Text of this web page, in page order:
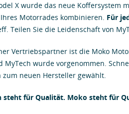
X wurde das neue Koffersystem
Motorrades kombinieren. Für
Teilen Sie die Leidenschaft von
Vertriebspartner ist die Moko
MyTech wurde vorgenommen.
zum neuen Hersteller gewählt.
steht für Qualität. Moko steht für